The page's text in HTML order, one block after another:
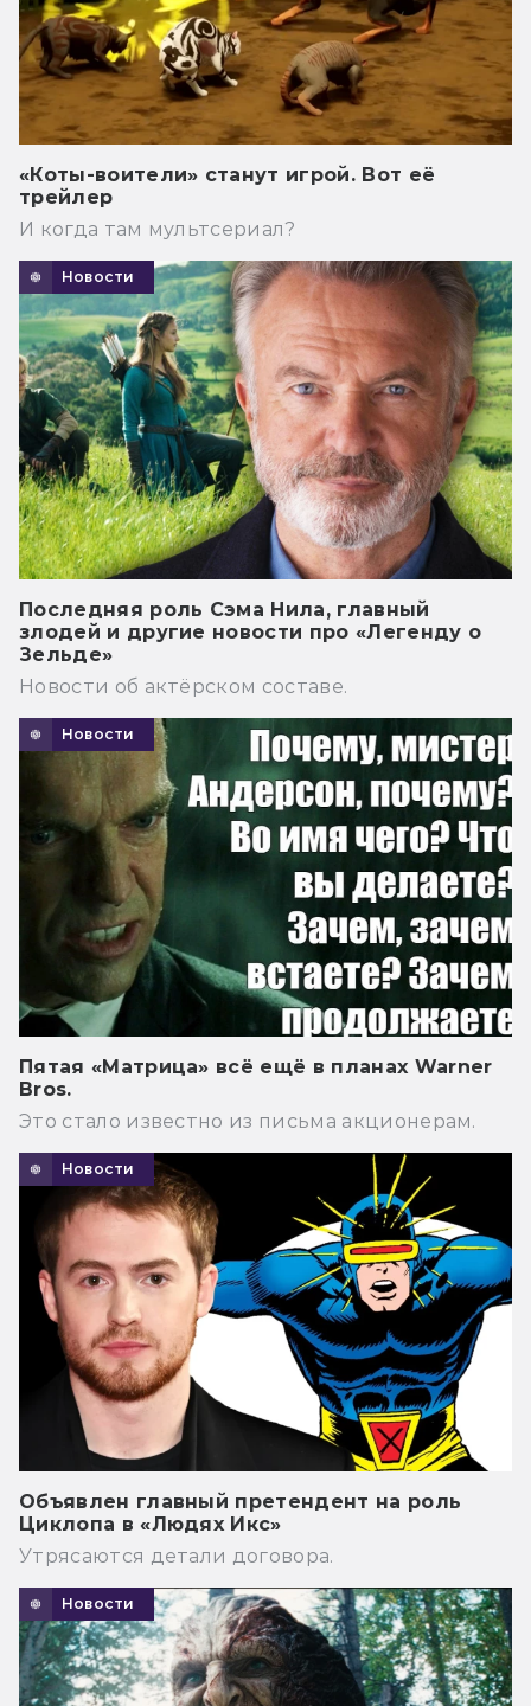
«Коты-воители» станут игрой. Вот её
трейлер
И когда там мультсериал?
Новости
Последняя роль Сэма Нила, главный
злодей и другие новости про «Легенду о
Зельде»
Новости об актёрском составе.
Новости
Пятая «Матрица» всё ещё в планах Warner
Bros.
Это стало известно из письма акционерам.
Новости
Объявлен главный претендент на роль
Циклопа в «Людях Икс»
Утрясаются детали договора.
Новости